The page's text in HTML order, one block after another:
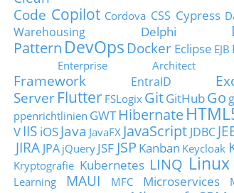
Code Copilot Cordova CSS Cypress
Warehousing
Delphi
Pattern DevOps Docker Eclipse EJB
Enterprise Architect
Framework
EntraID
Server Flutter FSLogix GitGitHubGo
ppenrichtlinien GWT Hibernate
VIIS iOSJava JavaFX JavaScript JDBC
JIRA JPA jQuery JSF JSP Kanban Keycloak
Kryptografie Kubernetes LINQ Linux
Learning
MAUI MFC Microservices